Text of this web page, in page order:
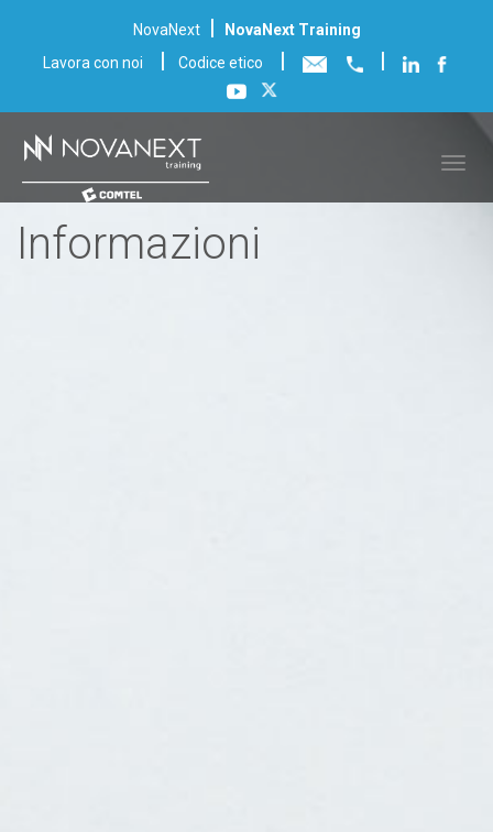
NovaNext |
NovaNext Training
Lavora con noi
| Codice etico | |
Informazioni